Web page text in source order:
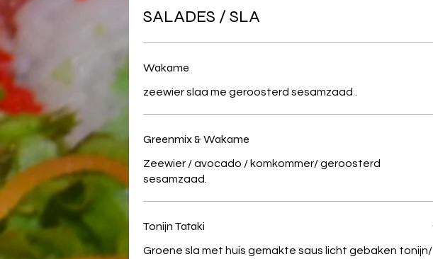
SALADES / SLA
Wakame
Greenmix & Wakame
Zeewier / avocado / komkommer/ geroosterd
sesamzaad.
Tonijn Tataki
Groene sla met huis gemakte saus licht gebaken tonijn/